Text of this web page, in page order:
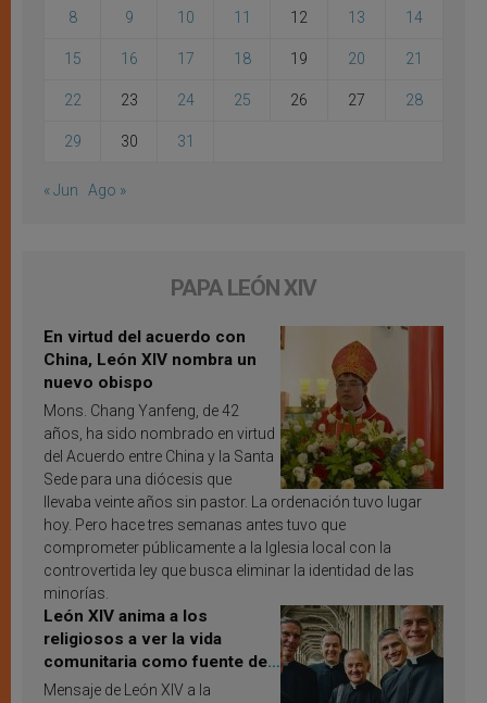
8 9 10 11 12 13 14
15 16 17 18 19 20 21
22 23 24 25 26 27 28
29 30 31
« Jun Ago »
PAPA LEÓN XIV
En virtud del acuerdo con
China, León XIV nombra un
nuevo obispo
Mons. Chang Yanfeng, de 42
años, ha sido nombrado en virtud
del Acuerdo entre China y la Santa
Sede para una diócesis que
llevaba veinte años sin pastor. La ordenación tuvo lugar
hoy. Pero hace tres semanas antes tuvo que
comprometer públicamente a la Iglesia local con la
controvertida ley que busca eliminar la identidad de las
minorías.
León XIV anima a los
religiosos a ver la vida
comunitaria como fuente de
inspiración y santificación
Mensaje de León XIV a la